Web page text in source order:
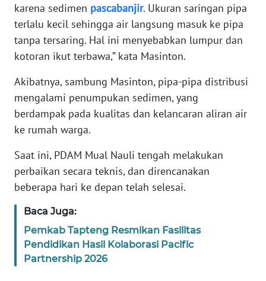
karena sedimen pascabanjir. Ukuran saringan pipa
terlalu kecil sehingga air langsung masuk ke pipa
tanpa tersaring. Hal ini menyebabkan lumpur dan
kotoran ikut terbawa,” kata Masinton.
Akibatnya, sambung Masinton, pipa-pipa distribusi
mengalami penumpukan sedimen, yang
berdampak pada kualitas dan kelancaran aliran air
ke rumah warga.
Saat ini, PDAM Mual Nauli tengah melakukan
perbaikan secara teknis, dan direncanakan
beberapa hari ke depan telah selesai.
Baca Juga:
Pemkab Tapteng Resmikan Fasilitas
Pendidikan Hasil Kolaborasi Pacific
Partnership 2026
WN
SERAMBI
WN
WN
SULTRA
WN
NTB
WN
SULTENG
SULBAR